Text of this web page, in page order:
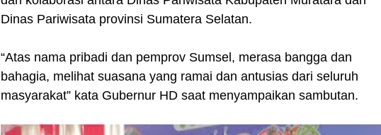
Dinas Pariwisata provinsi Sumatera Selatan.
“Atas nama pribadi dan pemprov Sumsel, merasa bangga dan
bahagia, melihat suasana yang ramai dan antusias dari seluruh
masyarakat” kata Gubernur HD saat menyampaikan sambutan.